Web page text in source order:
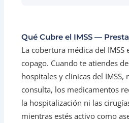
Qué Cubre el IMSS —
La cobertura médica del IMSS
copago. Cuando te atiendes
hospitales y clínicas del IMSS,
consulta, los medicamentos
la hospitalización ni las
mientras estés activo como